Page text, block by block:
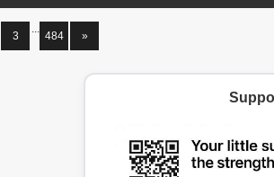
3
...
484 »